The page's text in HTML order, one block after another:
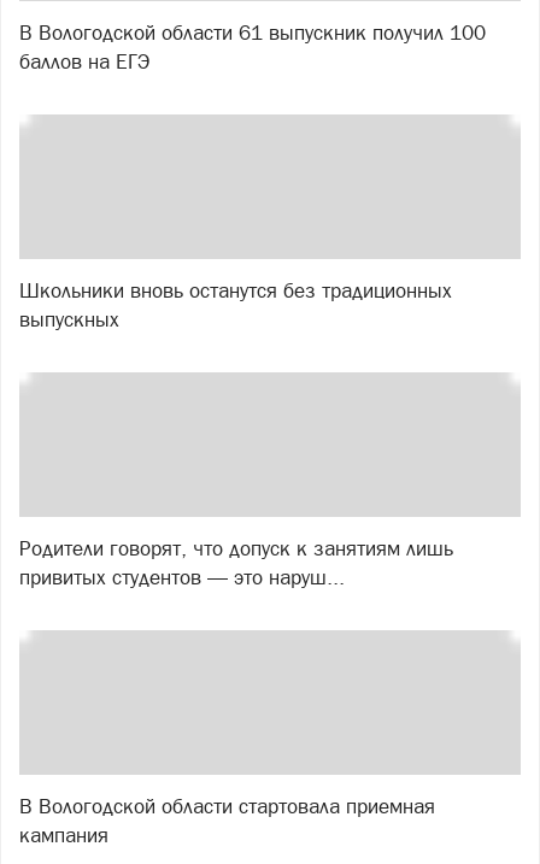
В Вологодской области 61 выпускник получил 100
баллов на ЕГЭ
Школьники вновь останутся без традиционных
выпускных
Родители говорят, что допуск к занятиям лишь
привитых студентов — это наруш...
В Вологодской области стартовала приемная
кампания